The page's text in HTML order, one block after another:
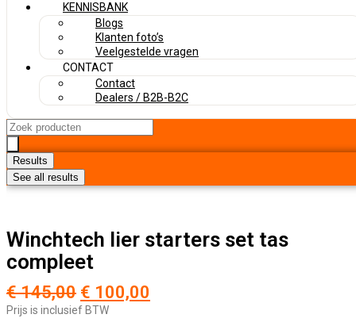
KENNISBANK
Blogs
Klanten foto’s
Veelgestelde vragen
CONTACT
Contact
Dealers / B2B-B2C
Search
...
Results
See all results
Winchtech lier starters set tas
compleet
€145,00 Oorspronkelijke
prijs
€ 100,00
Prijs is inclusief BTW